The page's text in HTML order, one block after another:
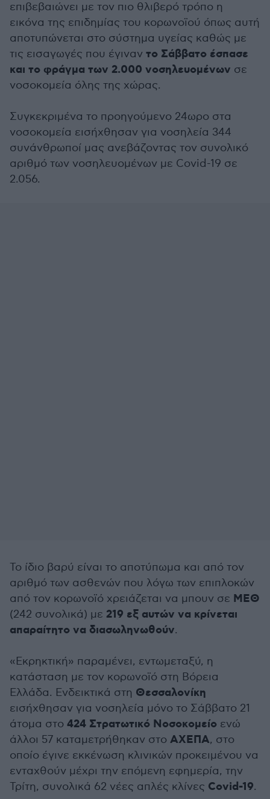
επιβεβαιώνει με τον πιο θλιβερό τρόπο η
εικόνα της επιδημίας του κορωνοϊού όπως αυτή
αποτυπώνεται στο σύστημα υγείας καθώς με
τις εισαγωγές που έγιναν το Σάββατο έσπασε
και το φράγμα των 2.000 νοσηλευομένων σε
νοσοκομεία όλης της χώρας.
Συγκεκριμένα το προηγούμενο 24ωρο στα
νοσοκομεία εισήχθησαν για νοσηλεία 344
συνάνθρωποί μας ανεβάζοντας τον συνολικό
αριθμό των νοσηλευομένων με Covid-19 σε
2.056.
Το ίδιο βαρύ είναι το αποτύπωμα και από τον
αριθμό των ασθενών που λόγω των επιπλοκών
από τον κορωνοϊό χρειάζεται να μπουν σε ΜΕΘ
(242 συνολικά) με 219 εξ αυτών να κρίνεται
απαραίτητο να διασωληνωθούν.
«Εκρηκτική» παραμένει, εντωμεταξύ, η
κατάσταση με τον κορωνοϊό στη Βόρεια
Ελλάδα. Ενδεικτικά στη Θεσσαλονίκη
εισήχθησαν για νοσηλεία μόνο το Σάββατο 21
άτομα στο 424 Στρατωτικό Νοσοκομείο ενώ
άλλοι 57 καταμετρήθηκαν στο ΑΧΕΠΑ, στο
οποίο έγινε εκκένωση κλινικών προκειμένου να
ενταχθούν μέχρι την επόμενη εφημερία, την
Τρίτη, συνολικά 62 νέες απλές κλίνες Covid-19.